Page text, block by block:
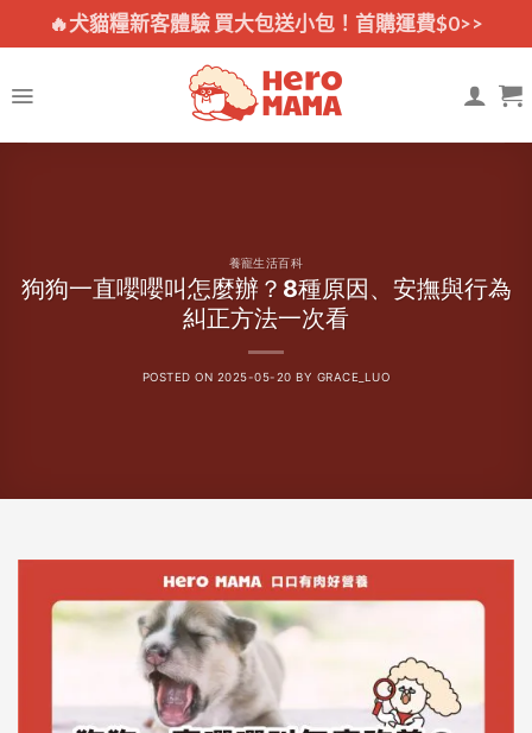
🔥犬貓糧新客體驗 買大包送小包！首購運費$0>>
養寵生活百科
狗狗一直嚶嚶叫怎麼辦？8種原因、安撫與行為
糾正方法一次看
POSTED ON 2025-05-20 BY GRACE_LUO